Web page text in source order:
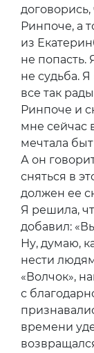
Ринпоче, а
из
не
не судьба.
все так
Ринпоче и
мне сейчас
мечтала
А он
сняться в
должен ее
Я решила,
добавил:
Ну, думаю,
нести
«Волчок»,
с
времени